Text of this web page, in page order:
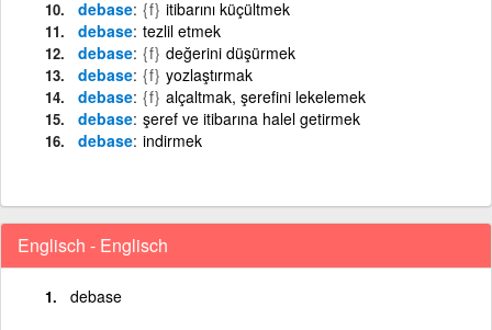
debase {f} itibarını küçültmek
debase tezlil etmek
debase {f} değerini düşürmek
debase {f} yozlaştırmak
debase {f} alçaltmak, şerefini lekelemek
debase şeref ve itibarına halel getirmek
debase indirmek
Englisch - Englisch
debase